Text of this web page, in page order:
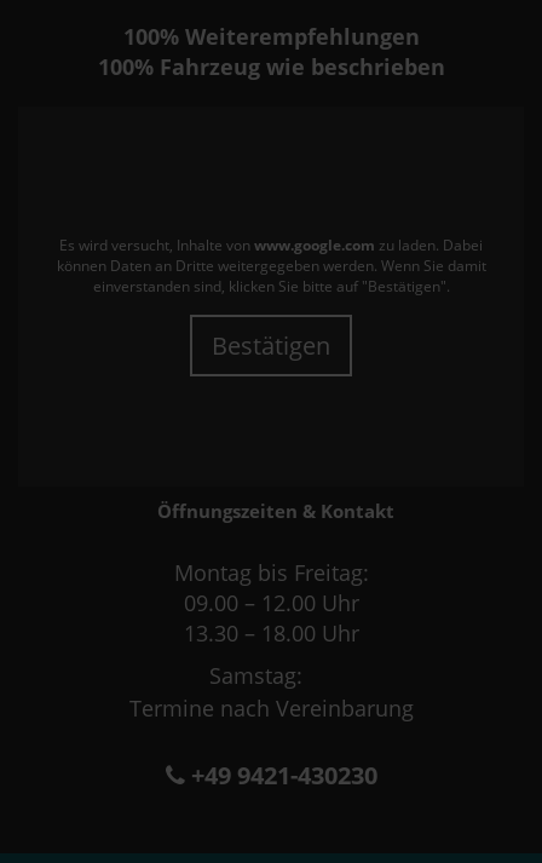
100%Weiterempfehlungen
100%Fahrzeug wie beschrieben
Es wird versucht, Inhalte von www.google.com zu laden. Dabei
können Daten an Dritte weitergegeben werden. Wenn Sie damit
einverstanden sind, klicken Sie bitte auf "Bestätigen".
Bestätigen
Öffnungszeiten & Kontakt
Montag bis Freitag:
09.00 – 12.00 Uhr
13.30 – 18.00 Uhr
Samstag:
Termine nach Vereinbarung
+49 9421-430230